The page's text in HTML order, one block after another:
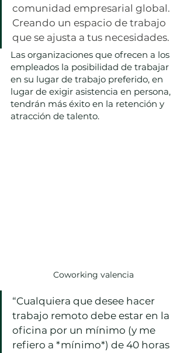
comunidad empresarial global.
Creando un espacio de trabajo
que se ajusta a tus necesidades.
Las organizaciones que ofrecen a los
empleados la posibilidad de trabajar
en su lugar de trabajo preferido, en
lugar de exigir asistencia en persona,
tendrán más éxito en la retención y
atracción de talento.
Coworking valencia
“Cualquiera que desee hacer
trabajo remoto debe estar en la
oficina por un mínimo (y me
refiero a *mínimo*) de 40 horas